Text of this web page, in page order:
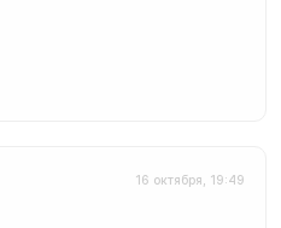
16 октября, 19:49